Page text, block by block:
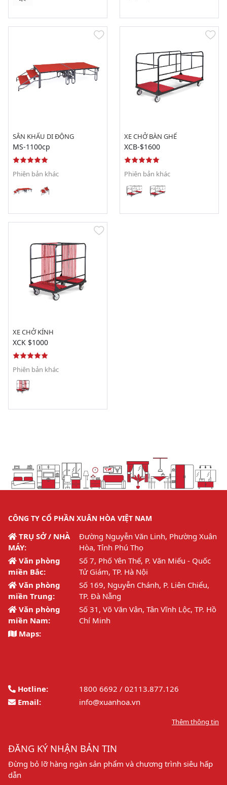
SÂN KHẤU DI ĐỘNG
MS-1100cp
Phiên bản khác
XE CHỞ BÀN GHẾ
XCB-$1600
Phiên bản khác
XE CHỞ KÍNH
XCK $1000
Phiên bản khác
CÔNG TY CỔ PHẦN XUÂN HÒA VIỆT NAM
TRỤ SỞ / NHÀ
MÁY:
Đường Nguyễn Văn Linh, Phường Xuân
Hòa, Tỉnh Phú Thọ
Văn phòng
miền Bắc:
Số 7, Phố Yên Thế, P. Văn Miếu - Quốc
Tử Giám, TP. Hà Nội
Văn phòng
miền Trung:
Số 169, Nguyễn Chánh, P. Liên Chiểu,
TP. Đà Nẵng
Văn phòng
miền Nam:
Số 31, Võ Văn Vân, Tân Vĩnh Lộc, TP. Hồ
Chí Minh
Maps:
Hotline:
1800 6692 / 02113.877.126
Email:
info@xuanhoa.vn
Thêm thông tin
ĐĂNG KÝ NHẬN BẢN TIN
Đừng bỏ lỡ hàng ngàn sản phẩm và chương trình siêu hấp
dẫn